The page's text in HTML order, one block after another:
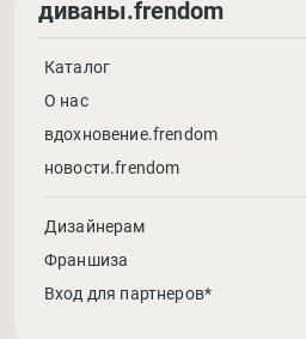
диваны.frendom
Каталог
О нас
вдохновение.frendom
новости.frendom
Дизайнерам
Франшиза
Вход для партнеров*